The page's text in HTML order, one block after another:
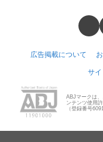
広告掲載について
サ
ABJマークは
ンテンツ使用
（登録番号